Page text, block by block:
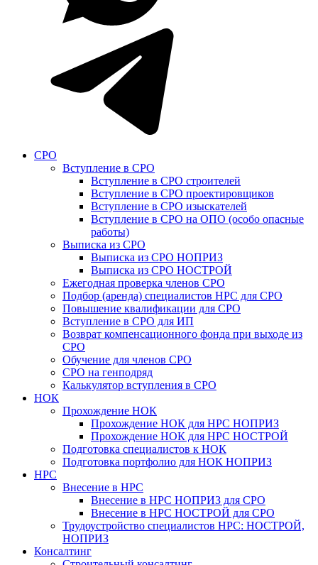
СРО
Вступление в СРО
Вступление в СРО строителей
Вступление в СРО проектировщиков
Вступление в СРО изыскателей
Вступление в СРО на ОПО (особо опасные
работы)
Выписка из СРО
Выписка из СРО НОПРИЗ
Выписка из СРО НОСТРОЙ
Ежегодная проверка членов СРО
Подбор (аренда) специалистов НРС для СРО
Повышение квалификации для СРО
Вступление в СРО для ИП
Возврат компенсационного фонда при выходе из
СРО
Обучение для членов СРО
СРО на генподряд
Калькулятор вступления в СРО
НОК
Прохождение НОК
Прохождение НОК для НРС НОПРИЗ
Прохождение НОК для НРС НОСТРОЙ
Подготовка специалистов к НОК
Подготовка портфолио для НОК НОПРИЗ
НРС
Внесение в НРС
Внесение в НРС НОПРИЗ для СРО
Внесение в НРС НОСТРОЙ для СРО
Трудоустройство специалистов НРС: НОСТРОЙ,
НОПРИЗ
Консалтинг